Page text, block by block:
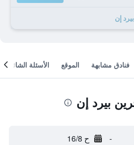
فنادق مشابهة الموقع الأسئلة الشائعة
بيرد إن
- ح 16/8